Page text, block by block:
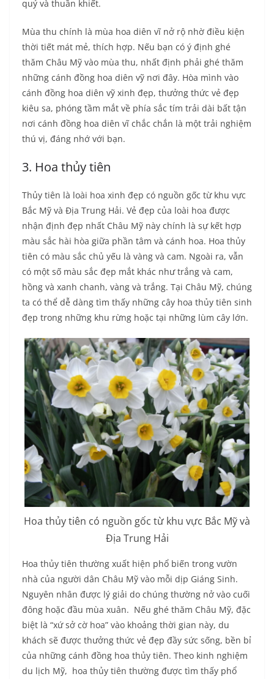
quý và thuần khiết.
Mùa thu chính là mùa hoa diên vĩ nở rộ nhờ điều kiện
thời tiết mát mẻ, thích hợp. Nếu bạn có ý định ghé
thăm Châu Mỹ vào mùa thu, nhất định phải ghé thăm
những cánh đồng hoa diên vỹ nơi đây. Hòa mình vào
cánh đồng hoa diên vỹ xinh đẹp, thưởng thức vẻ đẹp
kiêu sa, phóng tầm mắt về phía sắc tím trải dài bất tận
nơi cánh đồng hoa diên vĩ chắc chắn là một trải nghiệm
thú vị, đáng nhớ với bạn.
3. Hoa thủy tiên
Thủy tiên là loài hoa xinh đẹp có nguồn gốc từ khu vực
Bắc Mỹ và Địa Trung Hải. Vẻ đẹp của loài hoa được
nhận định đẹp nhất Châu Mỹ này chính là sự kết hợp
màu sắc hài hòa giữa phần tâm và cánh hoa. Hoa thủy
tiên có màu sắc chủ yếu là vàng và cam. Ngoài ra, vẫn
có một số màu sắc đẹp mắt khác như trắng và cam,
hồng và xanh chanh, vàng và trắng. Tại Châu Mỹ, chúng
ta có thể dễ dàng tìm thấy những cây hoa thủy tiên sinh
đẹp trong những khu rừng hoặc tại những lùm cây lớn.
Hoa thủy tiên có nguồn gốc từ khu vực Bắc Mỹ và
Địa Trung Hải
Hoa thủy tiên thường xuất hiện phổ biến trong vườn
nhà của người dân Châu Mỹ vào mỗi dịp Giáng Sinh.
Nguyên nhân được lý giải do chúng thường nở vào cuối
đông hoặc đầu mùa xuân. Nếu ghé thăm Châu Mỹ, đặc
biệt là “xứ sở cờ hoa” vào khoảng thời gian này, du
khách sẽ được thưởng thức vẻ đẹp đầy sức sống, bền bỉ
của những cánh đồng hoa thủy tiên. Theo kinh nghiệm
du lịch Mỹ, hoa thủy tiên thường được tìm thấy phổ